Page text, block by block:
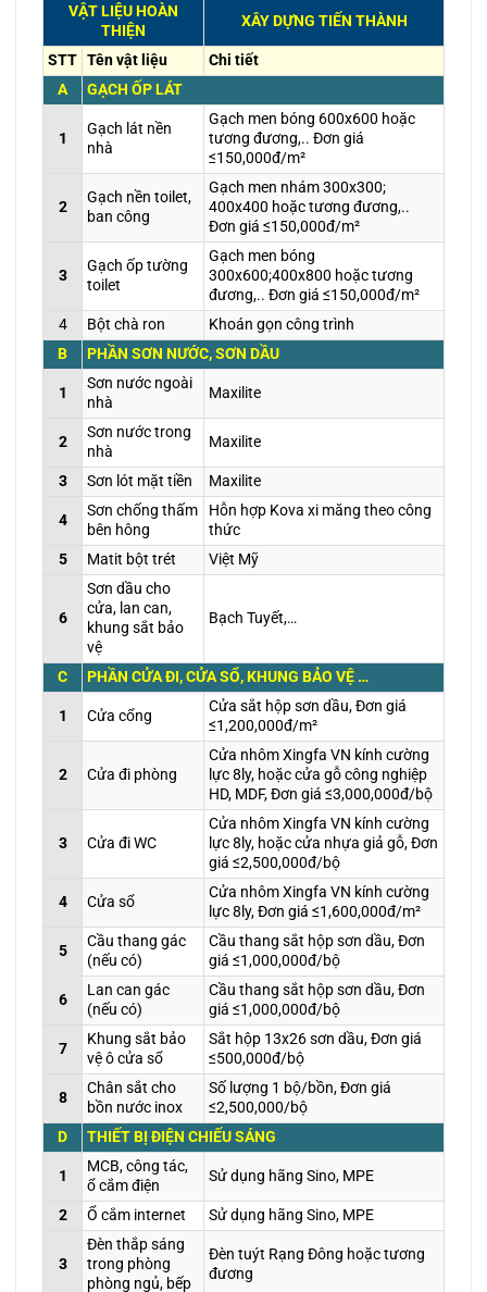
VẬT LIỆU HOÀN
THIỆN
XÂY DỰNG TIẾN THÀNH
STT Tên vật liệu
Chi tiết
A
GẠCH ỐP LÁT
1
Gạch lát nền
nhà
Gạch men bóng 600x600 hoặc
tương đương,.. Đơn giá
≤150,000đ/m²
2
Gạch nền toilet,
ban công
Gạch men nhám 300x300;
400x400 hoặc tương đương,..
Đơn giá ≤150,000đ/m²
3
Gạch ốp tường
toilet
Gạch men bóng
300x600;400x800 hoặc tương
đương,.. Đơn giá ≤150,000đ/m²
4
Bột chà ron
Khoán gọn công trình
B
PHẦN SƠN NƯỚC, SƠN DẦU
1
Sơn nước ngoài
nhà
Maxilite
2
Sơn nước trong
nhà
Maxilite
3 Sơn lót mặt tiền Maxilite
4
Sơn chống thấm
bên hông
Hỗn hợp Kova xi măng theo công
thức
5
Matit bột trét Việt Mỹ
6
Sơn dầu cho
cửa, lan can,
khung sắt bảo
vệ
Bạch Tuyết,…
C PHẦN CỬA ĐI, CỬA SỔ, KHUNG BẢO VỆ …
1 Cửa cổng
Cửa sắt hộp sơn dầu, Đơn giá
≤1,200,000đ/m²
2 Cửa đi phòng
Cửa nhôm Xingfa VN kính cường
lực 8ly, hoặc cửa gỗ công nghiệp
HD, MDF, Đơn giá ≤3,000,000đ/bộ
3 Cửa đi WC
Cửa nhôm Xingfa VN kính cường
lực 8ly, hoặc cửa nhựa giả gỗ, Đơn
giá ≤2,500,000đ/bộ
4 Cửa sổ
Cửa nhôm Xingfa VN kính cường
lực 8ly, Đơn giá ≤1,600,000đ/m²
5
Cầu thang gác
(nếu có)
Cầu thang sắt hộp sơn dầu, Đơn
giá ≤1,000,000đ/bộ
6
Lan can gác
(nếu có)
Cầu thang sắt hộp sơn dầu, Đơn
giá ≤1,000,000đ/bộ
7
Khung sắt bảo
vệ ô cửa sổ
Sắt hộp 13x26 sơn dầu, Đơn giá
≤500,000đ/bộ
8
Chân sắt cho
bồn nước inox
Số lượng 1 bộ/bồn, Đơn giá
≤2,500,000/bộ
D
THIẾT BỊ ĐIỆN CHIẾU SÁNG
1
MCB, công tác,
ổ cắm điện
Sử dụng hãng Sino, MPE
2 Ổ cắm internet Sử dụng hãng Sino, MPE
3
Đèn thắp sáng
trong phòng
phòng ngủ, bếp
Đèn tuýt Rạng Đông hoặc tương
đương